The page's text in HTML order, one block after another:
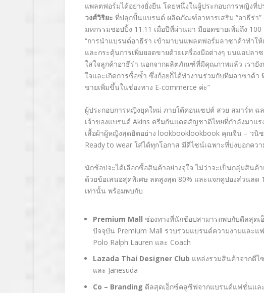
แพลตฟอร์มได้อย่างยั่งยืน โดยหนึ่งในผู้ประกอบการหญิงที่
วงศ์วิริยะ ที่ปลุกปั้นแบรนด์ ผลิตภัณฑ์อาหารเสริม “อาธีร่า”
มหกรรมชอปปิ้ง 11.11 เมื่อปีที่ผ่านมา มียอดขายเพิ่มถึง
“การนำแบรนด์อาธีร่า เข้ามาบนแพลตฟอร์มลาซาด้าทำใ
และกระตุ้นการเพิ่มยอดขายด้วยเครื่องมือต่างๆ บนแอปล
ใส่ใจลูกค้าอาธีร่า นอกจากผลิตภัณฑ์ที่มีคุณภาพแล้ว เรายั
ใจและเกิดการซื้อซ้ำ ซึ่งก้อยก็ได้ทำงานร่วมกับทีมลาซาด้
ขายเพิ่มขึ้นในช่องทาง E-commerce ค่ะ”
ผู้ประกอบการหญิงยุคใหม่ ภายใต้คอนเซปต์ สวย สมาร์ท
เจ้าของแบรนด์ Akins ครีมกันแดดสัญชาติไทยที่กำลังมาแ
เสื้อผ้าผู้หญิงสุดฮิตอย่าง lookbooklookbook คุณจีน – วนิ
Ready to wear ใส่ได้ทุกโอกาส มีดีไซน์เฉพาะที่บ่งบอกควา
นักช้อปจะได้เลือกซื้อสินค้าอย่างจุใจ ไม่ว่าจะเป็นกลุ่มสิ
ด้วยข้อเสนอสุดพิเศษ ลดสูงสุด 80% และแจกคูปองส่วนลด
เท่านั้น พร้อมพบกับ
Premium Mall ช่องทางที่นักช้อปสามารถพบกับดีลสุด
ปัจจุบัน Premium Mall รวบรวมแบรนด์ความงามและแ
Polo Ralph Lauren และ Coach
Lazada Thai Designer Club แหล่งรวมสินค้าจากดีไ
และ Janesuda
Co – Branding ดีลสุดเอ็กซ์คลูซีฟจากแบรนด์แฟชั่นแล